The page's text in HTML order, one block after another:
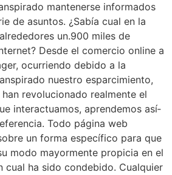
mantenerse informados
de asuntos. ¿Sabía cual en la
un.900 miles de
Desde el comercio online a
ocurriendo debido a la
nuestro esparcimiento,
revolucionado realmente el
interactuamos, aprendemos así­
Todo página web
un forma específico para que
modo mayormente propicia en el
cual ha sido condebido. Cualquier